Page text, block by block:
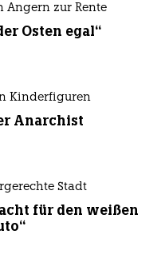
Angern zur Rente
Osten egal“
Kinderfiguren
Anarchist
Stadt
für den weißen